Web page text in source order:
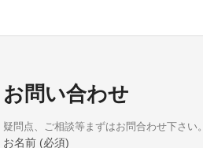
お問い合わせ
疑問点、ご相談等まずはお問合わせ下さい。
お名前 (必須)